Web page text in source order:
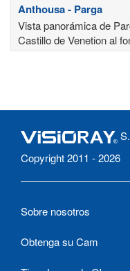
Anthousa - Parga
Vista panorámica de
Castillo de Venetion al
Copyright 2011 - 2026
Sobre nosotros
Obtenga su Cam